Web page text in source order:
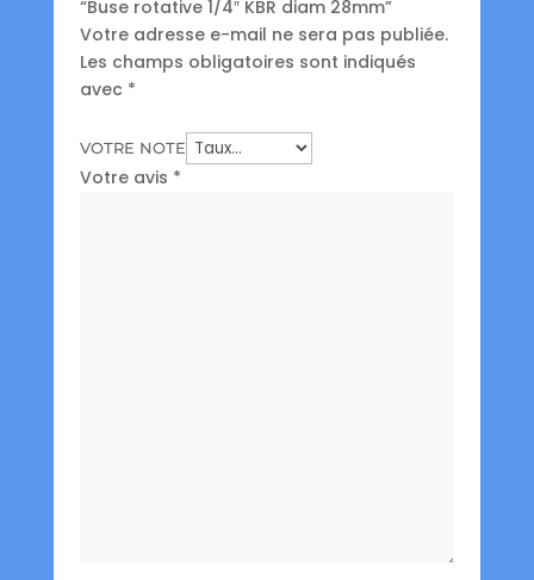
“Buse rotative 1/4″ KBR diam 28mm”
Votre adresse e-mail ne sera pas publiée.
Les champs obligatoires sont indiqués
avec *
VOTRE NOTE
Votre avis *